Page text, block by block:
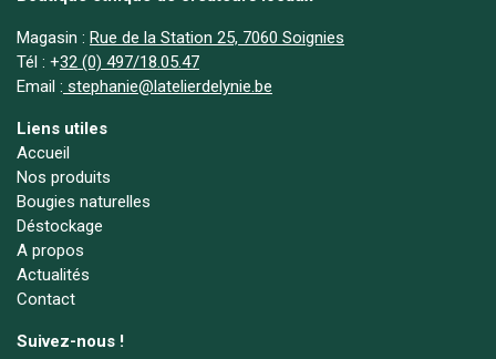
Magasin : Rue de la Station 25, 7060 Soignies
Tél : +32 (0) 497/18.05.47
Email : stephanie@latelierdelynie.be
Liens utiles
Accueil
Nos produits
Bougies naturelles
Déstockage
A propos
Actualités
Contact
Suivez-nous !